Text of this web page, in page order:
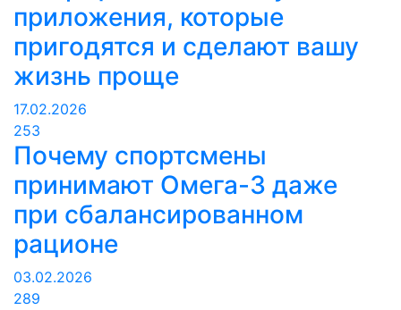
приложения, которые
пригодятся и сделают вашу
жизнь проще
17.02.2026
253
Почему спортсмены
принимают Омега-3 даже
при сбалансированном
рационе
03.02.2026
289